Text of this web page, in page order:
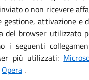
o non ricevere
gestione, attivazione e
del browser utilizzato
i seguenti
più utilizzati:
Opera .